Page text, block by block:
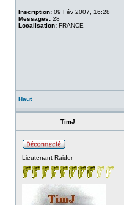
Inscription: 09 Fév 2007, 16:28
Messages: 28
Localisation: FRANCE
Haut
TimJ
Lieutenant Raider